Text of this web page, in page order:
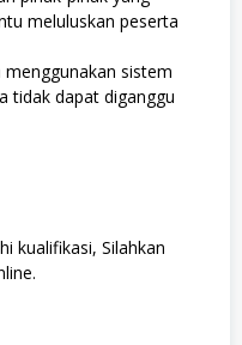
meluluskan peserta
sistem
tidak dapat diganggu
kualifikasi, Silahkan